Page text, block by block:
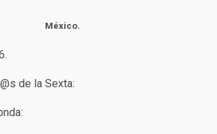
México.
de la Sexta: